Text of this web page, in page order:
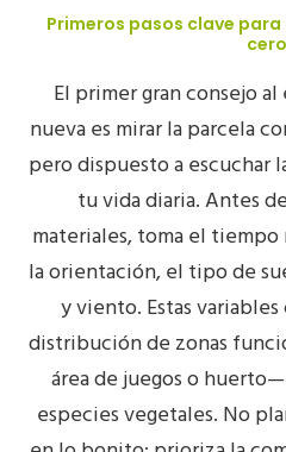
Primeros pasos clave
cero
El primer gran consejo
nuevaes mirar la parcela
pero dispuesto a escuchar
tu vida diaria. Antes
materiales, toma el tiempo
la orientación, el tipo de
y viento. Estas
distribución de zonas
área de juegos o
especies vegetales. No